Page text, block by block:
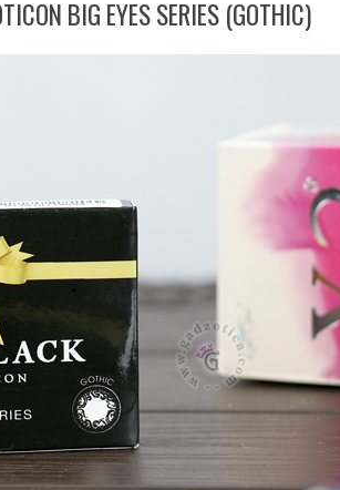
BIG EYES SERIES (GOTHIC)